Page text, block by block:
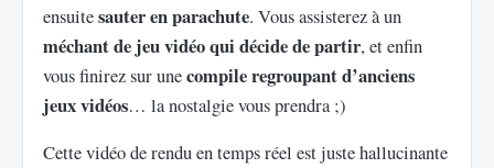
ensuitesauter en parachute. Vous assisterez à un
méchant de jeu vidéo qui décide de partir, et enfin
vous finirez sur unecompile regroupant d’anciens
jeux vidéos… la nostalgie vous prendra ;)
Cette vidéo de rendu en temps réel est juste hallucinante